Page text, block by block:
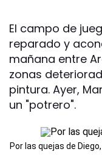
El campo de
reparado y
mañana entre
zonas
pintura. Ayer,
un "potrero".
Por las quejas de